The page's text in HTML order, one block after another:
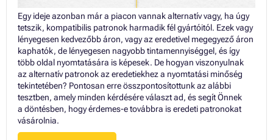
Patron CANON SMARTBASE MPC 700 PHOTO
Patron CANON SMARTBASE MPC 730 PHOTO
Patron CANON SMARTBASE MPC600F
Egy ideje azonban már a piacon vannak alternatív vagy, ha úgy
tetszik, kompatibilis patronok harmadik fél gyártóitól. Ezek vagy
lényegesen kedvezőbb áron, vagy az eredetivel megegyező áron
kaphatók, de lényegesen nagyobb tintamennyiséggel, és így
több oldal nyomtatására is képesek. De hogyan viszonyulnak
az alternatív patronok az eredetiekhez a nyomtatási minőség
tekintetében? Pontosan erre összpontosítottunk az alábbi
tesztben, amely minden kérdésére választ ad, és segít Önnek
a döntésben, hogy érdemes-e továbbra is eredeti patronokat
vásárolnia.